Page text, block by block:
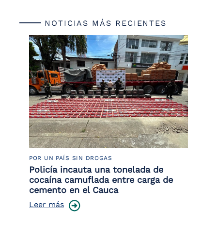
NOTICIAS MÁS RECIENTES
POR UN PAÍS SIN DROGAS
Policía incauta una tonelada de
cocaína camuflada entre carga de
cemento en el Cauca
Leer más